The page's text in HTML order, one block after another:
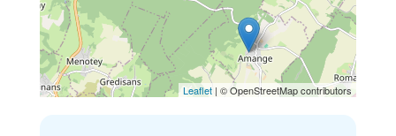
Leaflet | © OpenStreetMap contributors